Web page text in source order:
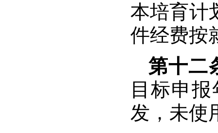
本培育计
件经费按
第十二
目标申
发，未使